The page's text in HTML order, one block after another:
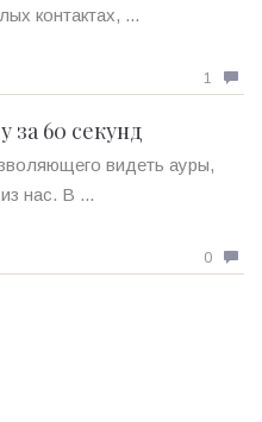
контактах, ...
1
за 60 секунд
видеть ауры,
нас. В ...
0